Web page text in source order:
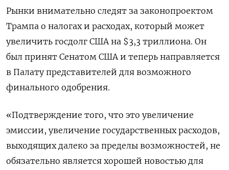
Рынки внимательно следят за законопроектом
Трампа о налогах и расходах, который может
увеличить госдолг США на $3,3 триллиона. Он
был принят Сенатом США и теперь направляется
в Палату представителей для возможного
финального одобрения.
«Подтверждение того, что это увеличение
эмиссии, увеличение государственных расходов,
выходящих далеко за пределы возможностей, не
обязательно является хорошей новостью для